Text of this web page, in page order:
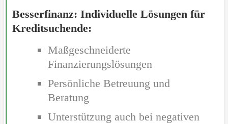
Besserfinanz: Individuelle Lösungen für
Kreditsuchende:
Maßgeschneiderte
Finanzierungslösungen
Persönliche Betreuung und
Beratung
Unterstützung auch bei negativen